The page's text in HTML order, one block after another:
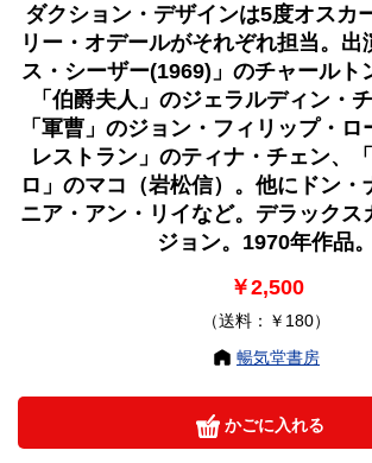
ダクション・デザインは5度オスカ
リー・オデールがそれぞれ担当。出
ス・シーザー(1969)」のチャールト
「伯爵夫人」のジェラルディン・
「軍曹」のジョン・フィリップ・
レストラン」のティナ・チェン、
ロ」のマコ（岩松信）。他にドン・
ニア・アン・リイなど。デラックス
ジョン。1970年作品。
￥2,500
（送料：￥180）
暢気堂書房
かごに入れる